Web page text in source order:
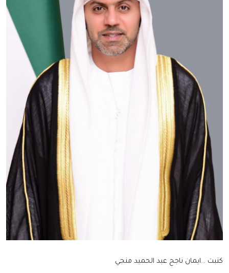
كتبت ...ايمان ناجح عبد الحميد منجي